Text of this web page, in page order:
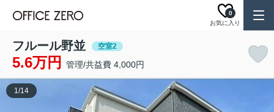
お気に入り
0
フルール野並 空室2
5.6万円 管理/共益費 4,000円
1/14